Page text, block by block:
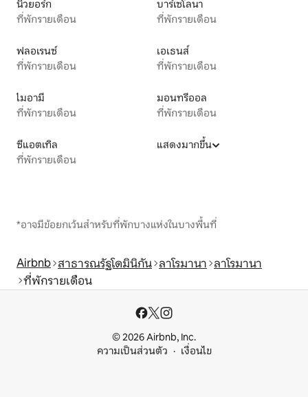
นิวยอร์ก
ที่พักรายเดือน
บาร์เซโลนา
ที่พักรายเดือน
ฟลอเรนซ์
ที่พักรายเดือน
เอเธนส์
ที่พักรายเดือน
ไมอามี
ที่พักรายเดือน
มอนทรีออล
ที่พักรายเดือน
ซีแอตเทิล
ที่พักรายเดือน
แสดงมากขึ้น
*อาจมีข้อยกเว้นสำหรับที่พักบางแห่งในบางพื้นที่
Airbnb สาธารณรัฐโดมินิกัน ลาโรมานา ลาโรมานา
ที่พักรายเดือน
© 2026 Airbnb, Inc.
ความเป็นส่วนตัว
เงื่อนไข